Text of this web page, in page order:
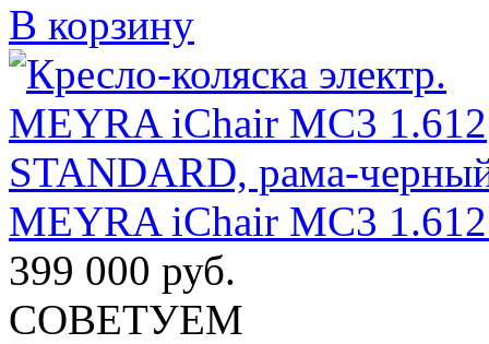
В корзину
MEYRA iChair MC3
399 000 руб.
СОВЕТУЕМ